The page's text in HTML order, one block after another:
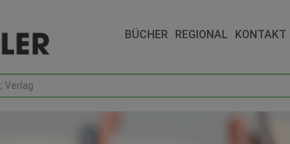
BÜCHER REGIONAL KONTAKT